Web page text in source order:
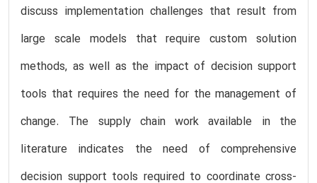
discuss implementation challenges that result from
large scale models that require custom solution
methods, as well as the impact of decision support
tools that requires the need for the management of
change. The supply chain work available in the
literature indicates the need of comprehensive
decision support tools required to coordinate cross-